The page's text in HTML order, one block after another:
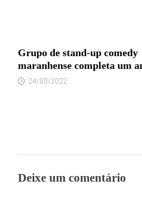
Grupo de stand-up comedy
maranhense completa um
24/03/2022
Deixe um comentário